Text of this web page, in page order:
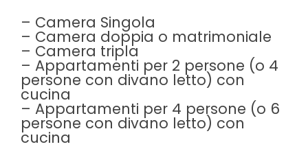
– Camera Singola
– Camera doppia o matrimoniale
– Camera tripla
– Appartamenti per 2 persone (o 4
persone con divano letto) con
cucina
– Appartamenti per 4 persone (o 6
persone con divano letto) con
cucina